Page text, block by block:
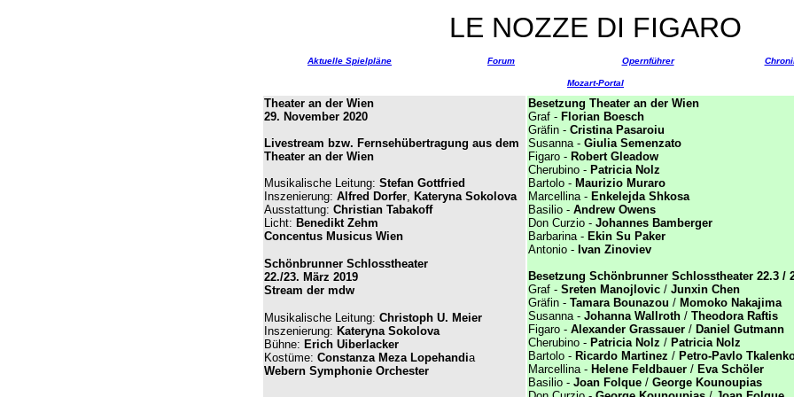
LE NOZZE DI FIGARO
Aktuelle Spielpläne Forum Opernführer
Mozart-Portal
Theater an der Wien
29. November 2020
Livestream bzw. Fernsehübertragung aus dem
Theater an der Wien
Musikalische Leitung: Stefan Gottfried
Inszenierung: Alfred Dorfer, Kateryna Sokolova
Ausstattung: Christian Tabakoff
Licht: Benedikt Zehm
Concentus Musicus Wien
Schönbrunner Schlosstheater
22./23. März 2019
Stream der mdw
Musikalische Leitung: Christoph U. Meier
Inszenierung: Kateryna Sokolova
Bühne: Erich Uiberlacker
Kostüme: Constanza Meza Lopehandia
Webern Symphonie Orchester
Besetzung Theater an der Wien
Graf - Florian Boesch
Gräfin - Cristina Pasaroiu
Susanna - Giulia Semenzato
Figaro - Robert Gleadow
Cherubino - Patricia Nolz
Bartolo - Maurizio Muraro
Marcellina - Enkelejda Shkosa
Basilio - Andrew Owens
Don Curzio - Johannes Bamberger
Barbarina - Ekin Su Paker
Antonio - Ivan Zinoviev
Besetzung Schönbrunner Schlosstheater 22.3 /
Graf - Sreten Manojlovic/ Junxin Chen
Gräfin - Tamara Bounazou / Momoko Nakajima
Susanna - Johanna Wallroth/ Theodora Raftis
Figaro - Alexander Grassauer/ Daniel Gutmann
Cherubino - Patricia Nolz / Patricia Nolz
Bartolo - Ricardo Martinez / Petro-Pavlo
Marcellina - Helene Feldbauer / Eva Schöler
Basilio - Joan Folque / George Kounoupias